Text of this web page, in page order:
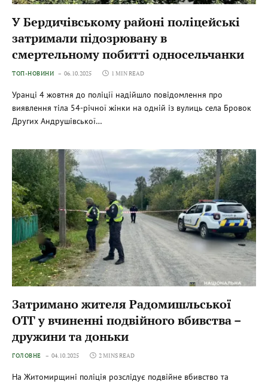
У Бердичівському районі поліцейські
затримали підозрювану в
смертельному побитті односельчанки
ТОП-НОВИНИ 06.10.2025 1 MIN READ
Уранці 4 жовтня до поліції надійшло повідомлення про
виявлення тіла 54-річної жінки на одній із вулиць села Бровок
Других Андрушівської…
Затримано жителя Радомишльської
ОТГ у вчиненні подвійного вбивства –
дружини та доньки
ГОЛОВНЕ 04.10.2025 2 MINS READ
На Житомирщині поліція розслідує подвійне вбивство та